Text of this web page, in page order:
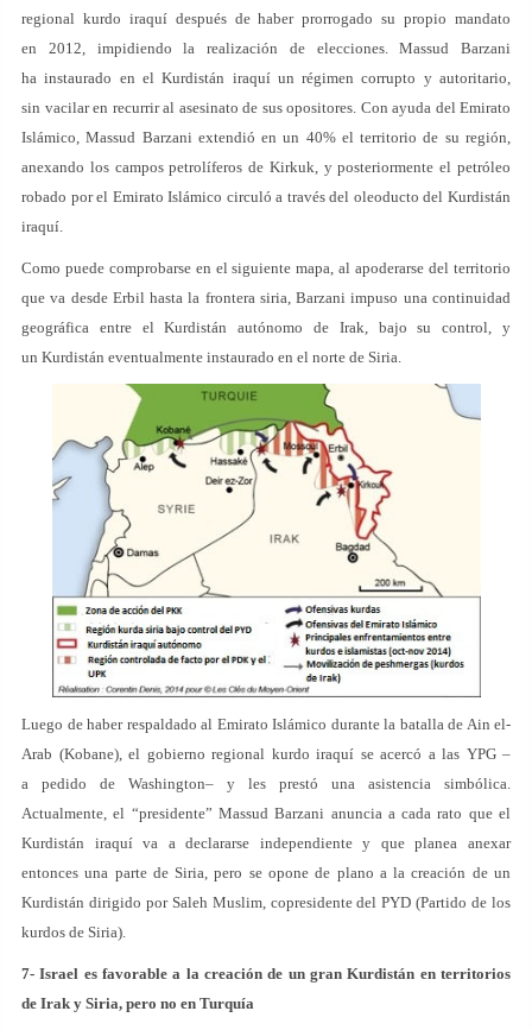
regional kurdo iraquí después de haber prorrogado su propio mandato
en 2012, impidiendo la realización de elecciones. Massud Barzani
ha instaurado en el Kurdistán iraquí un régimen corrupto y autoritario,
sin vacilar en recurrir al asesinato de sus opositores. Con ayuda del Emirato
Islámico, Massud Barzani extendió en un 40% el territorio de su región,
anexando los campos petrolíferos de Kirkuk, y posteriormente el petróleo
robado por el Emirato Islámico circuló a través del oleoducto del Kurdistán
iraquí.
Como puede comprobarse en el siguiente mapa, al apoderarse del territorio
que va desde Erbil hasta la frontera siria, Barzani impuso una continuidad
geográfica entre el Kurdistán autónomo de Irak, bajo su control, y
un Kurdistán eventualmente instaurado en el norte de Siria.
Luego de haber respaldado al Emirato Islámico durante la batalla de Ain el-
Arab (Kobane), el gobierno regional kurdo iraquí se acercó a las YPG –
a pedido de Washington– y les prestó una asistencia simbólica.
Actualmente, el “presidente” Massud Barzani anuncia a cada rato que el
Kurdistán iraquí va a declararse independiente y que planea anexar
entonces una parte de Siria, pero se opone de plano a la creación de un
Kurdistán dirigido por Saleh Muslim, copresidente del PYD (Partido de los
kurdos de Siria).
7- Israel es favorable a la creación de un gran Kurdistán en territorios
de Irak y Siria, pero no en Turquía